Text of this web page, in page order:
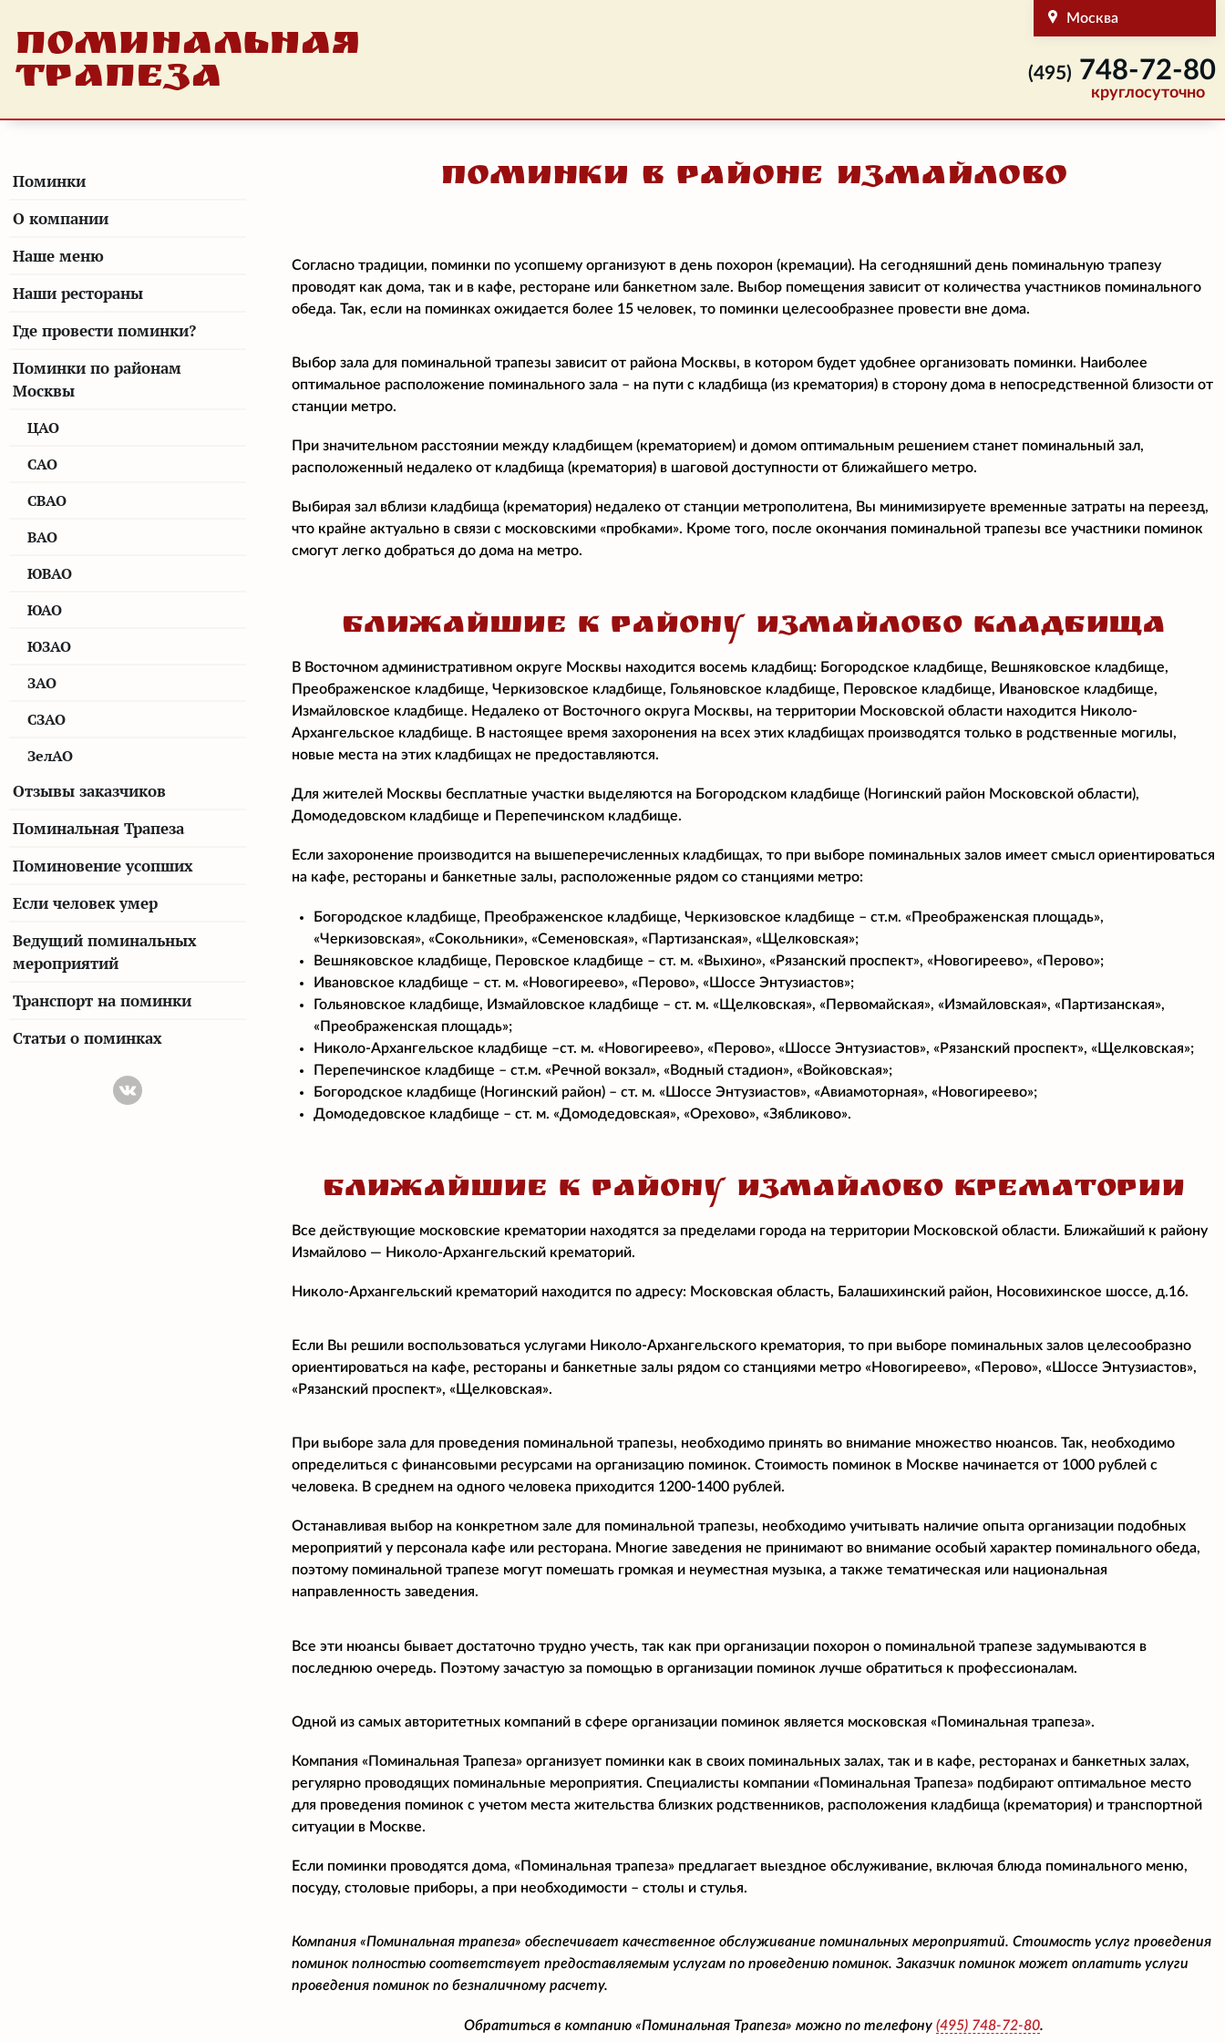
ПОМИНАЛЬНАЯ
ТРАПЕЗА
Москва
(495) 748-72-80
круглосуточно
Поминки
О компании
Наше меню
Наши рестораны
Где провести поминки?
Поминки по районам
Москвы
ЦАО
САО
СВАО
ВАО
ЮВАО
ЮАО
ЮЗАО
ЗАО
СЗАО
ЗелАО
Отзывы заказчиков
Поминальная Трапеза
Поминовение усопших
Если человек умер
Ведущий поминальных
мероприятий
Транспорт на поминки
Статьи о поминках
Поминки в районе Измайлово
Согласно традиции, поминки по усопшему организуют в день похорон (кремации). На сегодняшний день поминальную трапезу
проводят как дома, так и в кафе, ресторане или банкетном зале. Выбор помещения зависит от количества участников поминального
обеда. Так, если на поминках ожидается более 15 человек, то поминки целесообразнее провести вне дома.
Выбор зала для поминальной трапезы зависит от района Москвы, в котором будет удобнее организовать поминки. Наиболее
оптимальное расположение поминального зала – на пути с кладбища (из крематория) в сторону дома в непосредственной близости от
станции метро.
При значительном расстоянии между кладбищем (крематорием) и домом оптимальным решением станет поминальный зал,
расположенный недалеко от кладбища (крематория) в шаговой доступности от ближайшего метро.
Выбирая зал вблизи кладбища (крематория) недалеко от станции метрополитена, Вы минимизируете временные затраты на переезд,
что крайне актуально в связи с московскими «пробками». Кроме того, после окончания поминальной трапезы все участники поминок
смогут легко добраться до дома на метро.
БЛИЖАЙШИЕ К РАЙОНУ ИЗМАЙЛОВО КЛАДБИЩА
В Восточном административном округе Москвы находится восемь кладбищ: Богородское кладбище, Вешняковское кладбище,
Преображенское кладбище, Черкизовское кладбище, Гольяновское кладбище, Перовское кладбище, Ивановское кладбище,
Измайловское кладбище. Недалеко от Восточного округа Москвы, на территории Московской области находится Николо-
Архангельское кладбище. В настоящее время захоронения на всех этих кладбищах производятся только в родственные могилы,
новые места на этих кладбищах не предоставляются.
Для жителей Москвы бесплатные участки выделяются на Богородском кладбище (Ногинский район Московской области),
Домодедовском кладбище и Перепечинском кладбище.
Если захоронение производится на вышеперечисленных кладбищах, то при выборе поминальных залов имеет смысл ориентироваться
на кафе, рестораны и банкетные залы, расположенные рядом со станциями метро:
Богородское кладбище, Преображенское кладбище, Черкизовское кладбище – ст.м. «Преображенская площадь»,
«Черкизовская», «Сокольники», «Семеновская», «Партизанская», «Щелковская»;
Вешняковское кладбище, Перовское кладбище – ст. м. «Выхино», «Рязанский проспект», «Новогиреево», «Перово»;
Ивановское кладбище – ст. м. «Новогиреево», «Перово», «Шоссе Энтузиастов»;
Гольяновское кладбище, Измайловское кладбище – ст. м. «Щелковская», «Первомайская», «Измайловская», «Партизанская»,
«Преображенская площадь»;
Николо-Архангельское кладбище –ст. м. «Новогиреево», «Перово», «Шоссе Энтузиастов», «Рязанский проспект», «Щелковская»;
Перепечинское кладбище – ст.м. «Речной вокзал», «Водный стадион», «Войковская»;
Богородское кладбище (Ногинский район) – ст. м. «Шоссе Энтузиастов», «Авиамоторная», «Новогиреево»;
Домодедовское кладбище – ст. м. «Домодедовская», «Орехово», «Зябликово».
БЛИЖАЙШИЕ К РАЙОНУ ИЗМАЙЛОВО КРЕМАТОРИИ
Все действующие московские крематории находятся за пределами города на территории Московской области. Ближайший к району
Измайлово — Николо-Архангельский крематорий.
Николо-Архангельский крематорий находится по адресу: Московская область, Балашихинский район, Носовихинское шоссе, д.16.
Если Вы решили воспользоваться услугами Николо-Архангельского крематория, то при выборе поминальных залов целесообразно
ориентироваться на кафе, рестораны и банкетные залы рядом со станциями метро «Новогиреево», «Перово», «Шоссе Энтузиастов»,
«Рязанский проспект», «Щелковская».
При выборе зала для проведения поминальной трапезы, необходимо принять во внимание множество нюансов. Так, необходимо
определиться с финансовыми ресурсами на организацию поминок. Стоимость поминок в Москве начинается от 1000 рублей с
человека. В среднем на одного человека приходится 1200-1400 рублей.
Останавливая выбор на конкретном зале для поминальной трапезы, необходимо учитывать наличие опыта организации подобных
мероприятий у персонала кафе или ресторана. Многие заведения не принимают во внимание особый характер поминального обеда,
поэтому поминальной трапезе могут помешать громкая и неуместная музыка, а также тематическая или национальная
направленность заведения.
Все эти нюансы бывает достаточно трудно учесть, так как при организации похорон о поминальной трапезе задумываются в
последнюю очередь. Поэтому зачастую за помощью в организации поминок лучше обратиться к профессионалам.
Одной из самых авторитетных компаний в сфере организации поминок является московская «Поминальная трапеза».
Компания «Поминальная Трапеза» организует поминки как в своих поминальных залах, так и в кафе, ресторанах и банкетных залах,
регулярно проводящих поминальные мероприятия. Специалисты компании «Поминальная Трапеза» подбирают оптимальное место
для проведения поминок с учетом места жительства близких родственников, расположения кладбища (крематория) и транспортной
ситуации в Москве.
Если поминки проводятся дома, «Поминальная трапеза» предлагает выездное обслуживание, включая блюда поминального меню,
посуду, столовые приборы, а при необходимости – столы и стулья.
Компания «Поминальная трапеза» обеспечивает качественное обслуживание поминальных мероприятий. Стоимость услуг проведения
поминок полностью соответствует предоставляемым услугам по проведению поминок. Заказчик поминок может оплатить услуги
проведения поминок по безналичному расчету.
Обратиться в компанию «Поминальная Трапеза» можно по телефону (495) 748-72-80.